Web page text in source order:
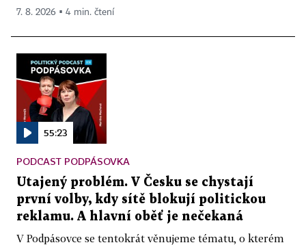
7. 8. 2026 ▪ 4 min. čtení
55:23
PODCAST PODPÁSOVKA
Utajený problém. V Česku se chystají
první volby, kdy sítě blokují politickou
reklamu. A hlavní oběť je nečekaná
V Podpásovce se tentokrát věnujeme tématu, o kterém